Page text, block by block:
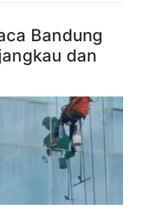
Bandung
dan